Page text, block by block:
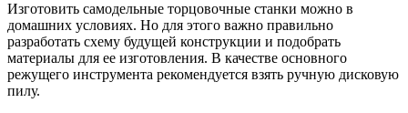
Изготовить самодельные торцовочные станки можно в
домашних условиях. Но для этого важно правильно
разработать схему будущей конструкции и подобрать
материалы для ее изготовления. В качестве основного
режущего инструмента рекомендуется взять ручную дисковую
пилу.